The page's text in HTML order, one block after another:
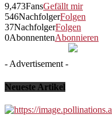
9,473FansGefällt mir
546NachfolgerFolgen
37NachfolgerFolgen
0AbonnentenAbonnieren
- Advertisement -
Neueste Artikel